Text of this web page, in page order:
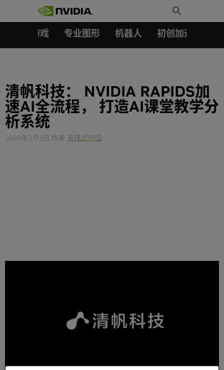
Toggle
Search
游戏 专业图形 机器人 初创加速会员成
清帆科技： NVIDIA RAPIDS加
速AI全流程， 打造AI课堂教学分
析系统
2020年3月3日 作者 英伟达中国